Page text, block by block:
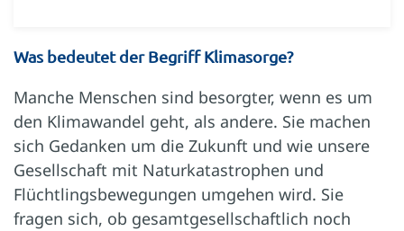
Was bedeutet der Begriff Klimasorge?
Manche Menschen sind besorgter, wenn es um
den Klimawandel geht, als andere. Sie machen
sich Gedanken um die Zukunft und wie unsere
Gesellschaft mit Naturkatastrophen und
Flüchtlingsbewegungen umgehen wird. Sie
fragen sich, ob gesamtgesellschaftlich noch